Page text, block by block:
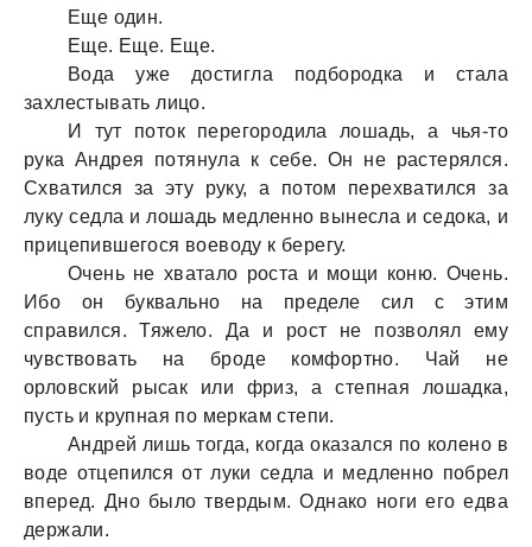
Еще один.
Еще. Еще. Еще.
Вода уже достигла подбородка и стала
захлестывать лицо.
И тут поток перегородила лошадь, а чья-то
рука Андрея потянула к себе. Он не растерялся.
Схватился за эту руку, а потом перехватился за
луку седла и лошадь медленно вынесла и седока, и
прицепившегося воеводу к берегу.
Очень не хватало роста и мощи коню. Очень.
Ибо он буквально на пределе сил с этим
справился. Тяжело. Да и рост не позволял ему
чувствовать на броде комфортно. Чай не
орловский рысак или фриз, а степная лошадка,
пусть и крупная по меркам степи.
Андрей лишь тогда, когда оказался по колено в
воде отцепился от луки седла и медленно побрел
вперед. Дно было твердым. Однако ноги его едва
держали.